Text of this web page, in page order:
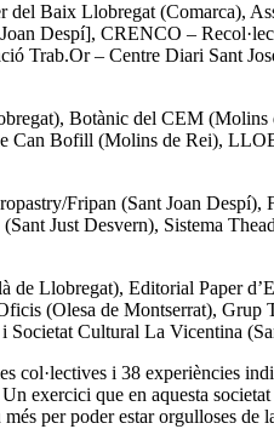
del Baix Llobregat (Comarca),
Despí], CRENCO –
Trab.Or – Centre Diari Sant
Botànic del CEM (Molins
Can Bofill (Molins de Rei),
Fripan (Sant Joan
Just Desvern), Sistema
Llobregat), Editorial Paper
(Olesa de Montserrat), Grup
Societat Cultural La Vicentina
col·lectives i 38 experiències
exercici que en aquesta
per poder estar orgulloses de